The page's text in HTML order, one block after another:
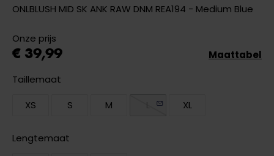
ONLBLUSH MID SK ANK RAW DNM REA194 - Medium Blue
Onze prijs
€ 39,99
Taillemaat
XS
S M XL
Lengtemaat
Maattabel